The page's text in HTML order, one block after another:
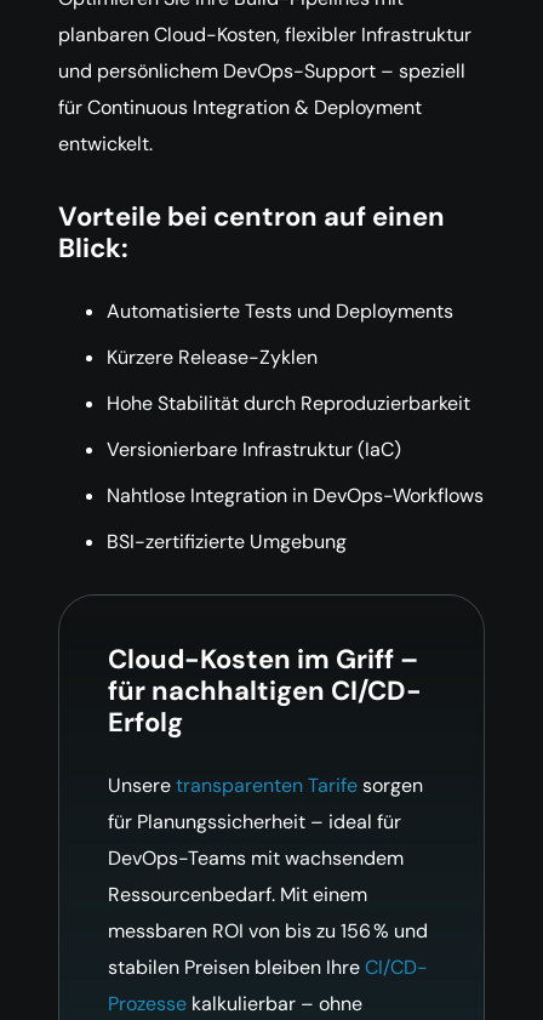
planbaren Cloud-Kosten, flexibler Infrastruktur
und persönlichem DevOps-Support – speziell
für Continuous Integration & Deployment
entwickelt.
Vorteile bei centron auf einen
Blick:
Automatisierte Tests und Deployments
Kürzere Release-Zyklen
Hohe Stabilität durch Reproduzierbarkeit
Versionierbare Infrastruktur (IaC)
Nahtlose Integration in DevOps-Workflows
BSI-zertifizierte Umgebung
Cloud-Kosten im Griff –
für nachhaltigen CI/CD-
Erfolg
Unseretransparenten Tarifesorgen
für Planungssicherheit – ideal für
DevOps-Teams mit wachsendem
Ressourcenbedarf. Mit einem
messbaren ROI von bis zu 156 % und
stabilen Preisen bleiben IhreCI/CD-
Prozesse kalkulierbar – ohne